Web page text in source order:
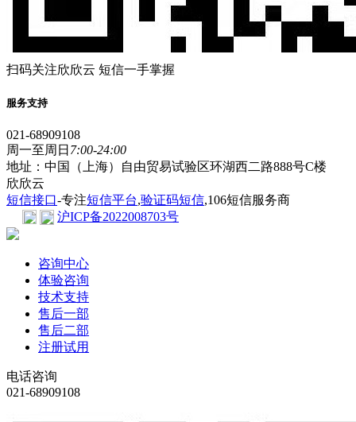
扫码关注欣欣云 短信一手掌握
服务支持
021-68909108
周一至周日 7:00-24:00
地址：中国（上海）自由贸易试验区环湖西二路888号C楼
欣欣云
短信接口-专注短信平台,验证码短信,106短信服务商
沪ICP备2022008703号
咨询中心
体验咨询
技术支持
售后一部
售后二部
注册试用
电话咨询
021-68909108